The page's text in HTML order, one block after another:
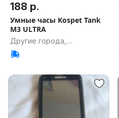
188 р.
Умные часы Kospet Tank
M3 ULTRA
Другие города,
Гомельская обл.